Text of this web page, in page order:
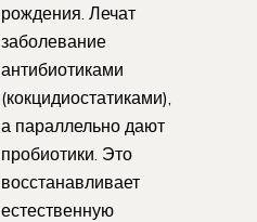
рождения. Лечат
заболевание
антибиотиками
(кокцидиостатиками),
а параллельно дают
пробиотики. Это
восстанавливает
естественную